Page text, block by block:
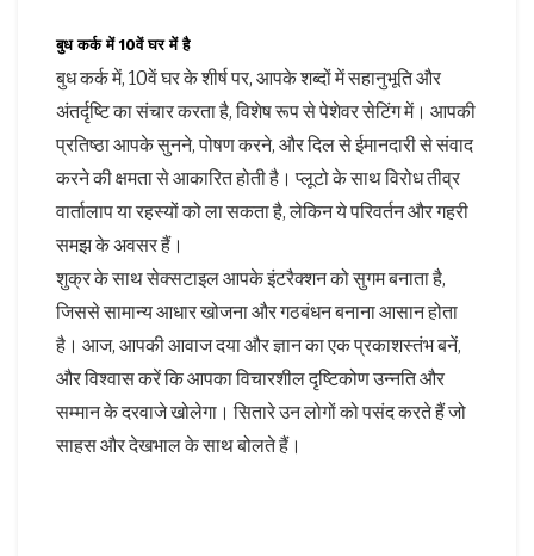
बुध कर्क में 10वें घर में है
बुध कर्क में, 10वें घर के शीर्ष पर, आपके शब्दों में सहानुभूति और
अंतर्दृष्टि का संचार करता है, विशेष रूप से पेशेवर सेटिंग में। आपकी
प्रतिष्ठा आपके सुनने, पोषण करने, और दिल से ईमानदारी से संवाद
करने की क्षमता से आकारित होती है। प्लूटो के साथ विरोध तीव्र
वार्तालाप या रहस्यों को ला सकता है, लेकिन ये परिवर्तन और गहरी
समझ के अवसर हैं।
शुक्र के साथ सेक्सटाइल आपके इंटरैक्शन को सुगम बनाता है,
जिससे सामान्य आधार खोजना और गठबंधन बनाना आसान होता
है। आज, आपकी आवाज दया और ज्ञान का एक प्रकाशस्तंभ बनें,
और विश्वास करें कि आपका विचारशील दृष्टिकोण उन्नति और
सम्मान के दरवाजे खोलेगा। सितारे उन लोगों को पसंद करते हैं जो
साहस और देखभाल के साथ बोलते हैं।